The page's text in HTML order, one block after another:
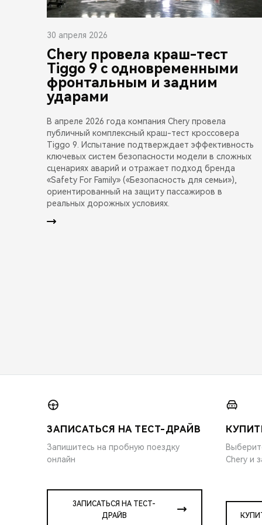
30 апреля 2026
Chery провела краш-тест
Tiggo 9 с одновременными
фронтальным и задним
ударами
В апреле 2026 года компания Chery провела
публичный комплексный краш-тест кроссовера
Tiggo 9. Испытание подтверждает эффективность
ключевых систем безопасности модели в сложных
сценариях аварий и отражает подход бренда
«Safety For Family» («Безопасность для семьи»),
ориентированный на защиту пассажиров в
реальных дорожных условиях.
ЗАПИСАТЬСЯ НА ТЕСТ-ДРАЙВ
Запишитесь на пробную поездку
онлайн
ЗАПИСАТЬСЯ НА ТЕСТ-
ДРАЙВ
Chery и